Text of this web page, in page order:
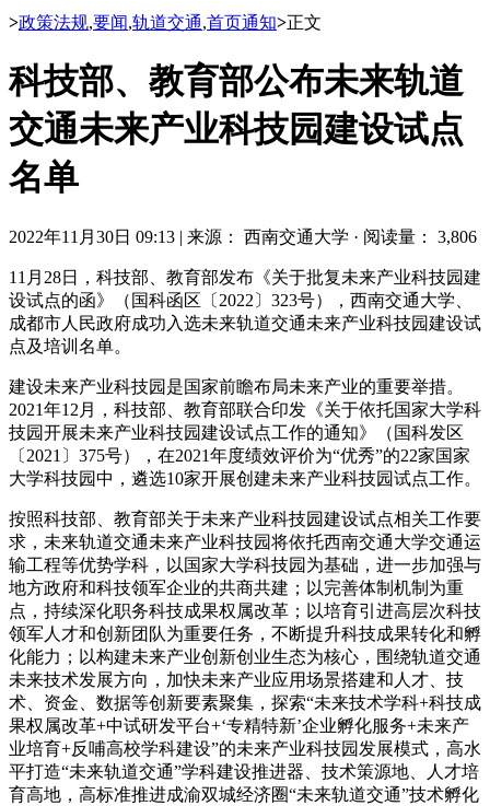
>政策法规,要闻,轨道交通,首页通知>正文
科技部、教育部公布未来轨道
交通未来产业科技园建设试点
名单
2022年11月30日 09:13 | 来源： 西南交通大学 · 阅读量： 3,806
11月28日，科技部、教育部发布《关于批复未来产业科技园建
设试点的函》（国科函区〔2022〕323号），西南交通大学、
成都市人民政府成功入选未来轨道交通未来产业科技园建设试
点及培训名单。
建设未来产业科技园是国家前瞻布局未来产业的重要举措。
2021年12月，科技部、教育部联合印发《关于依托国家大学科
技园开展未来产业科技园建设试点工作的通知》（国科发区
〔2021〕375号），在2021年度绩效评价为“优秀”的22家国家
大学科技园中，遴选10家开展创建未来产业科技园试点工作。
按照科技部、教育部关于未来产业科技园建设试点相关工作要
求，未来轨道交通未来产业科技园将依托西南交通大学交通运
输工程等优势学科，以国家大学科技园为基础，进一步加强与
地方政府和科技领军企业的共商共建；以完善体制机制为重
点，持续深化职务科技成果权属改革；以培育引进高层次科技
领军人才和创新团队为重要任务，不断提升科技成果转化和孵
化能力；以构建未来产业创新创业生态为核心，围绕轨道交通
未来技术发展方向，加快未来产业应用场景搭建和人才、技
术、资金、数据等创新要素聚集，探索“未来技术学科+科技成
果权属改革+中试研发平台+‘专精特新’企业孵化服务+未来产
业培育+反哺高校学科建设”的未来产业科技园发展模式，高水
平打造“未来轨道交通”学科建设推进器、技术策源地、人才培
育高地，高标准推进成渝双城经济圈“未来轨道交通”技术孵化